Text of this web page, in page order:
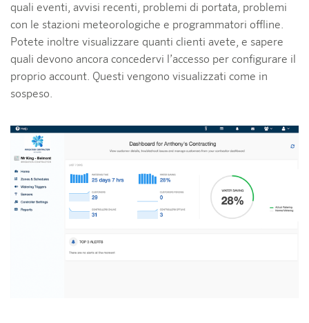
quali eventi, avvisi recenti, problemi di portata, problemi
con le stazioni meteorologiche e programmatori offline.
Potete inoltre visualizzare quanti clienti avete, e sapere
quali devono ancora concedervi l’accesso per configurare il
proprio account. Questi vengono visualizzati come in
sospeso.